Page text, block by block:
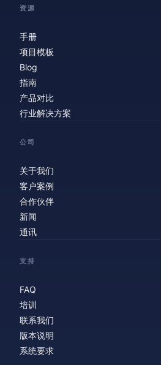
资源
手册
项目模板
Blog
指南
产品对比
行业解决方案
公司
关于我们
客户案例
合作伙伴
新闻
通讯
支持
FAQ
培训
联系我们
版本说明
系统要求